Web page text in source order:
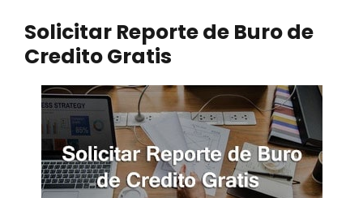
Solicitar Reporte de Buro de
Credito Gratis